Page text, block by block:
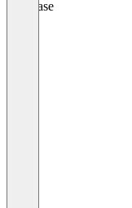
Database